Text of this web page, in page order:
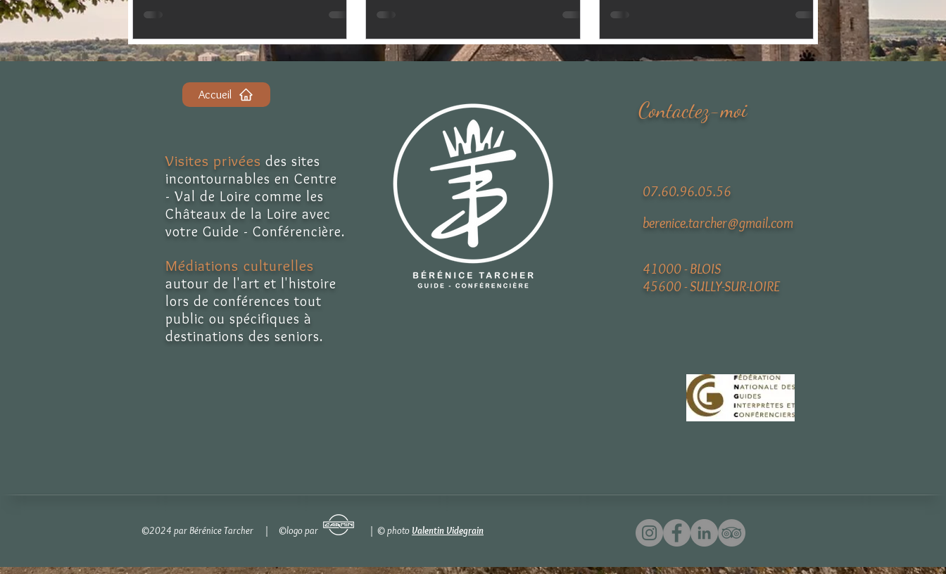
journée.
timbre !
communications : celle de la demoiselle
du téléphone, aussi appelée «
téléphoniste » ou « opératrice de
standard ».
Accueil
Visites privées des sites
incontournables en Centre
- Val de Loire comme les
Châteaux de la Loire avec
votre Guide - Conférencière.
Médiations culturelles
autour de l'art et l'histoire
lors de conférences tout
public ou spécifiques à
destinations des seniors.
Contactez-moi
07.60.96.05.56
berenice.tarcher@gmail.com
41000 - BLOIS
45600 - SULLY-SUR-LOIRE
©2024 par Bérénice Tarcher | ©logo par | © photo Valentin Videgrain